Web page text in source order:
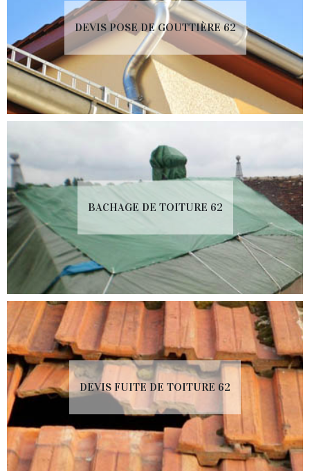
DEVIS POSE DE GOUTTIÈRE 62
BACHAGE DE TOITURE 62
DEVIS FUITE DE TOITURE 62